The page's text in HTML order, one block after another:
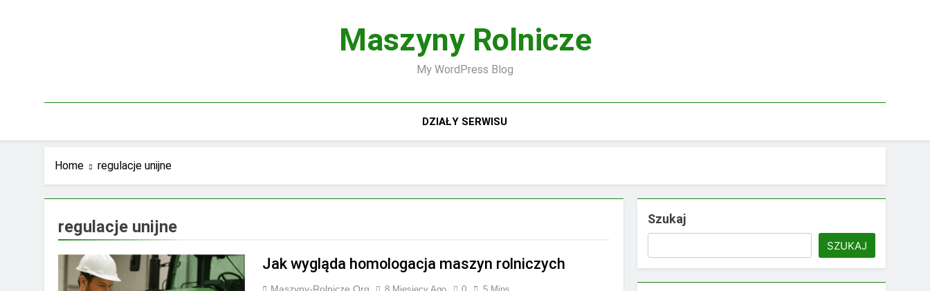
Maszyny Rolnicze
My WordPress Blog
DZIAŁY SERWISU
Home regulacje unijne
regulacje unijne
Jak wygląda homologacja maszyn rolniczych
Szukaj
SZUKAJ